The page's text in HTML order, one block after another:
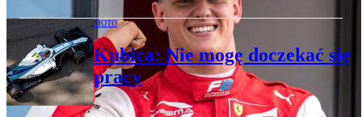
MOTO
Kubica: Nie mogę doczekać się
pracy